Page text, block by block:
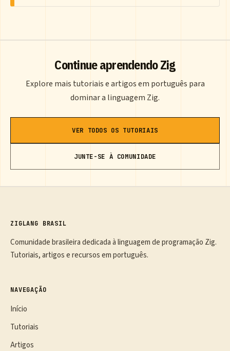
Continue aprendendo Zig
Explore mais tutoriais e artigos em português para
dominar a linguagem Zig.
VER TODOS OS TUTORIAIS
JUNTE-SE À COMUNIDADE
ZIGLANG BRASIL
Comunidade brasileira dedicada à linguagem de programação Zig.
Tutoriais, artigos e recursos em português.
NAVEGAÇÃO
Início
Tutoriais
Artigos